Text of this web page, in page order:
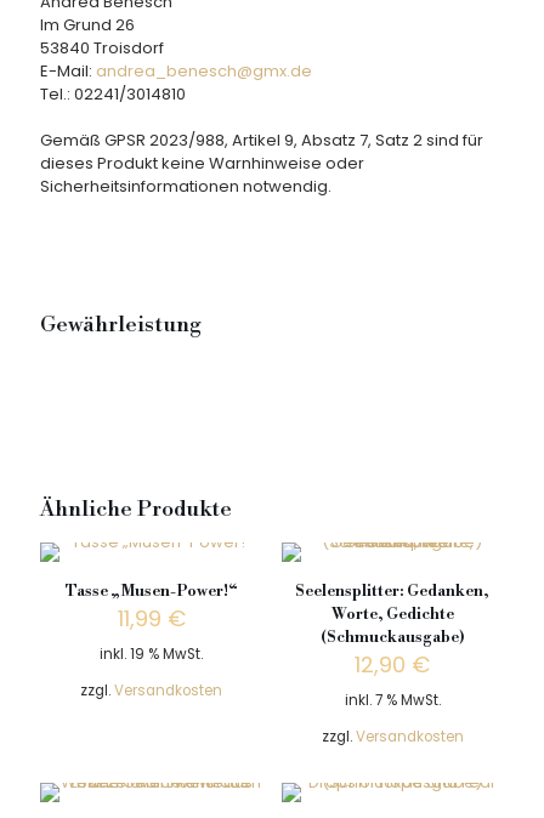
Im Grund 26
53840 Troisdorf
E-Mail: andrea_benesch@gmx.de
Tel.: 02241/3014810
Gemäß GPSR 2023/988, Artikel 9, Absatz 7, Satz 2 sind für
dieses Produkt keine Warnhinweise oder
Sicherheitsinformationen notwendig.
Gewährleistung
Ähnliche Produkte
Tasse „Musen-Power!“
11,99 €
inkl. 19 % MwSt.
zzgl.Versandkosten
Seelensplitter: Gedanken,
Worte, Gedichte
(Schmuckausgabe)
12,90 €
inkl. 7 % MwSt.
zzgl.Versandkosten